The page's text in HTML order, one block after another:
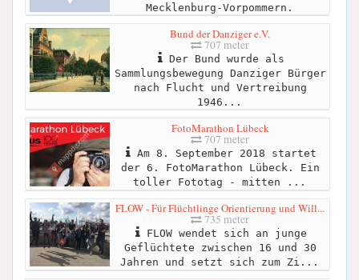
Mecklenburg-Vorpommern.
Bund der Danziger e.V.
707 meter
Der Bund wurde als
Sammlungsbewegung Danziger Bürger
nach Flucht und Vertreibung
1946...
FotoMarathon Lübeck
707 meter
Am 8. September 2018 startet
der 6. FotoMarathon Lübeck. Ein
toller Fototag - mitten ...
FLOW - Für Flüchtlinge Orientierung und Will...
735 meter
FLOW wendet sich an junge
Geflüchtete zwischen 16 und 30
Jahren und setzt sich zum Zi...